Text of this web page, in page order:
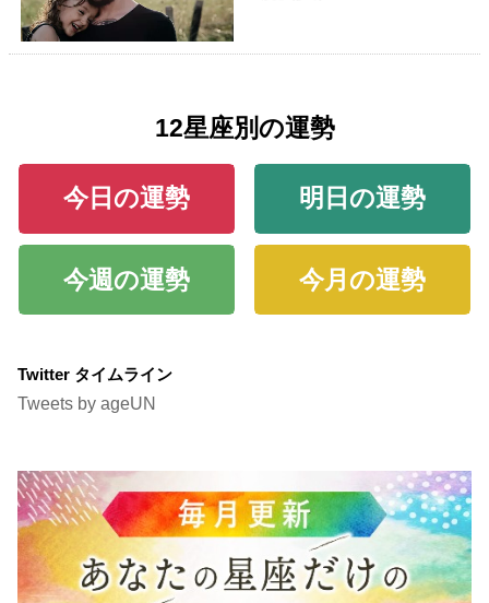
12星座別の運勢
今日の運勢 明日の運勢
今週の運勢 今月の運勢
Twitter タイムライン
Tweets by ageUN